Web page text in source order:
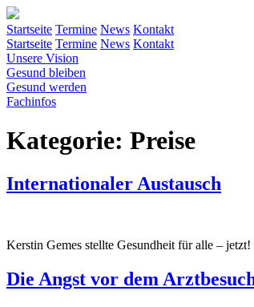
Startseite Termine News Kontakt
Startseite Termine News Kontakt
Unsere Vision
Gesund bleiben
Gesund werden
Fachinfos
Kategorie: Preise
Internationaler Austausch
Kerstin Gemes stellte Gesundheit für alle –
Die Angst vor dem